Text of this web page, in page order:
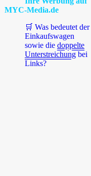
MYC-Media.de
🛒 Was bedeutet der
Einkaufswagen
sowie die doppelte
Unterstreichung bei
Links?